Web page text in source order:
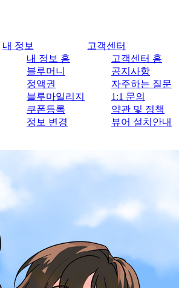
내 정보
내 정보 홈
블루머니
정액권
블루마일리지
쿠폰등록
정보 변경
고객센터
고객센터 홈
공지사항
자주하는 질문
1:1 문의
약관 및 정책
뷰어 설치안내